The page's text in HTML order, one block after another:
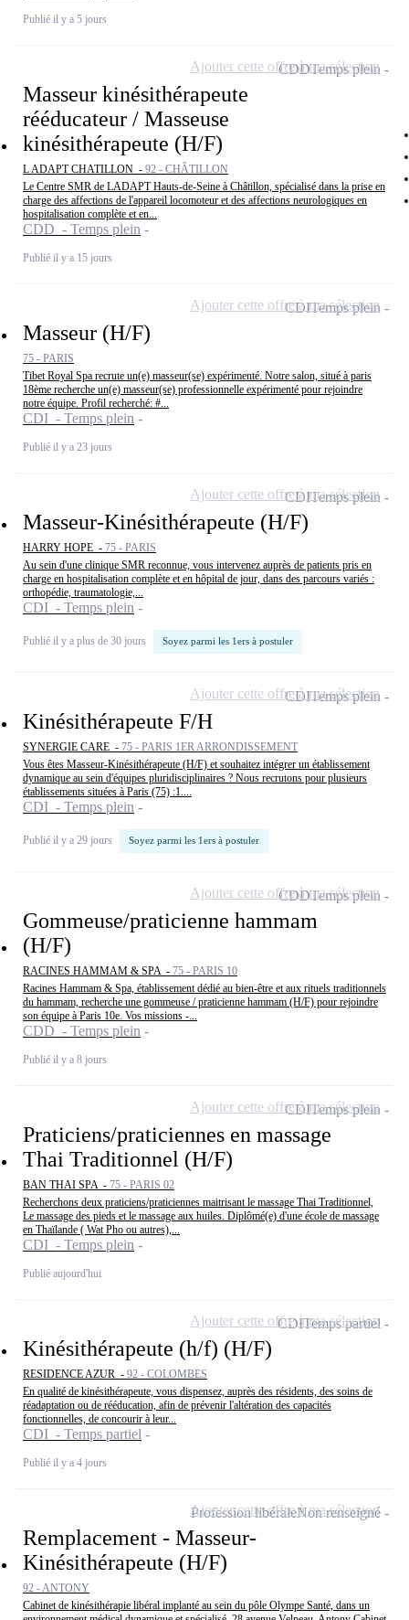
Publié il y a 5 jours
Masseur kinésithérapeute
rééducateur / Masseuse
kinésithérapeute (H/F)
L ADAPT CHATILLON - 92 - CHÂTILLON
Le Centre SMR de LADAPT Hauts-de-Seine à Châtillon, spécialisé dans la prise en
charge des affections de l'appareil locomoteur et des affections neurologiques en
hospitalisation complète et en...
CDD - Temps plein
Publié il y a 15 jours
CDDTemps plein
Ajouter cette offre à ma sélection
Masseur (H/F)
75 - PARIS
Tibet Royal Spa recrute un(e) masseur(se) expérimenté. Notre salon, situé à paris
18ème recherche un(e) masseur(se) professionnelle expérimenté pour rejoindre
notre équipe. Profil recherché: #...
CDI - Temps plein
Publié il y a 23 jours
CDITemps plein
Ajouter cette offre à ma sélection
Masseur-Kinésithérapeute (H/F)
HARRY HOPE - 75 - PARIS
Au sein d'une clinique SMR reconnue, vous intervenez auprès de patients pris en
charge en hospitalisation complète et en hôpital de jour, dans des parcours variés :
orthopédie, traumatologie,...
CDI - Temps plein
Publié il y a plus de 30 jours Soyez parmi les 1ers à postuler
CDITemps plein
Ajouter cette offre à ma sélection
Kinésithérapeute F/H
SYNERGIE CARE - 75 - PARIS 1ER ARRONDISSEMENT
Vous êtes Masseur-Kinésithérapeute (H/F) et souhaitez intégrer un établissement
dynamique au sein d'équipes pluridisciplinaires ? Nous recrutons pour plusieurs
établissements situées à Paris (75) :1....
CDI - Temps plein
Publié il y a 29 jours Soyez parmi les 1ers à postuler
CDITemps plein
Ajouter cette offre à ma sélection
Gommeuse/praticienne hammam
(H/F)
RACINES HAMMAM & SPA - 75 - PARIS 10
Racines Hammam & Spa, établissement dédié au bien-être et aux rituels traditionnels
du hammam, recherche une gommeuse / praticienne hammam (H/F) pour rejoindre
son équipe à Paris 10e. Vos missions -...
CDD - Temps plein
Publié il y a 8 jours
CDDTemps plein
Ajouter cette offre à ma sélection
Praticiens/praticiennes en massage
Thai Traditionnel (H/F)
BAN THAI SPA - 75 - PARIS 02
Recherchons deux praticiens/praticiennes maitrisant le massage Thai Traditionnel,
Le massage des pieds et le massage aux huiles. Diplômé(e) d'une école de massage
en Thaïlande ( Wat Pho ou autres),...
CDI - Temps plein
Publié aujourd'hui
CDITemps plein
Ajouter cette offre à ma sélection
Kinésithérapeute (h/f) (H/F)
RESIDENCE AZUR - 92 - COLOMBES
En qualité de kinésithérapeute, vous dispensez, auprès des résidents, des soins de
réadaptation ou de rééducation, afin de prévenir l'altération des capacités
fonctionnelles, de concourir à leur...
CDI - Temps partiel
Publié il y a 4 jours
CDITemps partiel
Ajouter cette offre à ma sélection
Remplacement - Masseur-
Kinésithérapeute (H/F)
92 - ANTONY
Cabinet de kinésithérapie libéral implanté au sein du pôle Olympe Santé, dans un
Profession libéraleNon renseigné
Ajouter cette offre à ma sélection